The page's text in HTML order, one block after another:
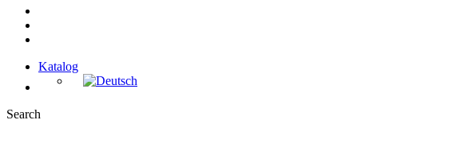
Katalog
Search